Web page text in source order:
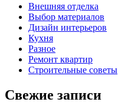
Внешняя отделка
Выбор материалов
Дизайн интерьеров
Кухня
Разное
Ремонт квартир
Строительные советы
Свежие записи